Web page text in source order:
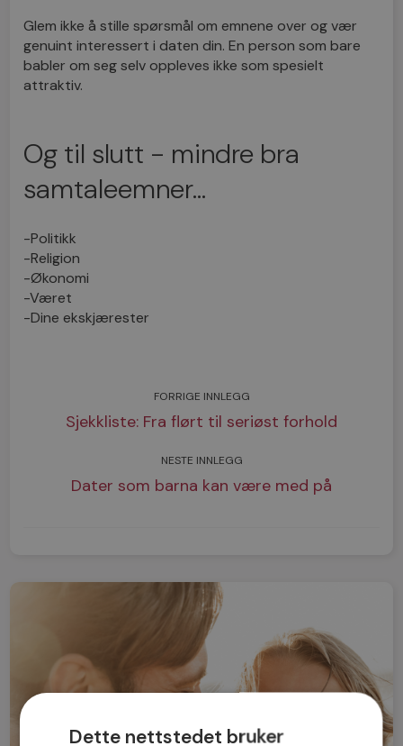
Glem ikke å stille spørsmål om emnene over og vær
genuint interessert i daten din. En person som bare
babler om seg selv oppleves ikke som spesielt
attraktiv.
Og til slutt - mindre bra
samtaleemner...
-Politikk
-Religion
-Økonomi
-Været
-Dine ekskjærester
FORRIGE INNLEGG
Sjekkliste: Fra flørt til seriøst forhold
NESTE INNLEGG
Dater som barna kan være med på
Dette nettstedet bruker